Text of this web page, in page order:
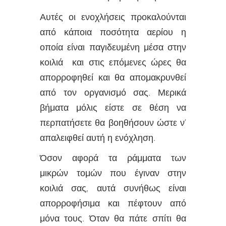
Αυτές οι ενοχλήσεις προκαλούνται
από κάποια ποσότητα αερίου η
οποία είναι παγιδευμένη μέσα στην
κοιλιά και στις επόμενες ώρες θα
απορροφηθεί και θα απομακρυνθεί
από τον οργανισμό σας. Μερικά
βήματα μόλις είστε σε θέση να
περπατήσετε θα βοηθήσουν ώστε ν’
απαλειφθεί αυτή η ενόχληση.
Όσον αφορά τα ράμματα των
μικρών τομών που έγιναν στην
κοιλιά σας, αυτά συνήθως είναι
απορροφήσιμα και πέφτουν από
μόνα τους. Όταν θα πάτε σπίτι θα